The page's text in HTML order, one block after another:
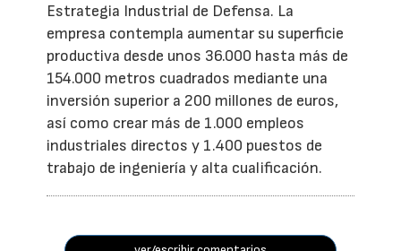
Estrategia Industrial de Defensa. La
empresa contempla aumentar su superficie
productiva desde unos 36.000 hasta más de
154.000 metros cuadrados mediante una
inversión superior a 200 millones de euros,
así como crear más de 1.000 empleos
industriales directos y 1.400 puestos de
trabajo de ingeniería y alta cualificación.